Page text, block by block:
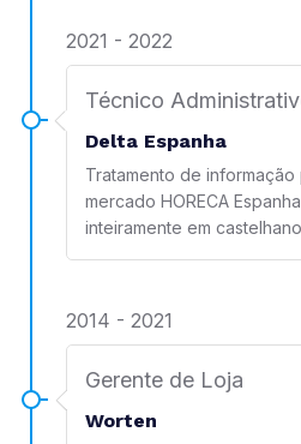
2021 - 2022
Técnico
Delta Espanha
Tratamento de
mercado HORECA
inteiramente em
2014 - 2021
Gerente de Loja
Worten